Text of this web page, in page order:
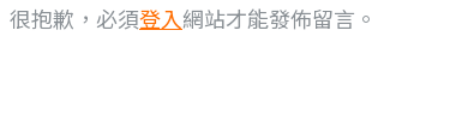
很抱歉，必須登入網站才能發佈留言。